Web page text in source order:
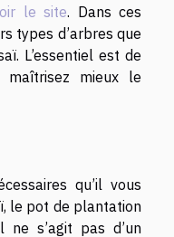
le site. Dans ces
types d’arbres que
L’essentiel est de
mieux le
qu’il vous
le pot de plantation
s’agit pas d’un